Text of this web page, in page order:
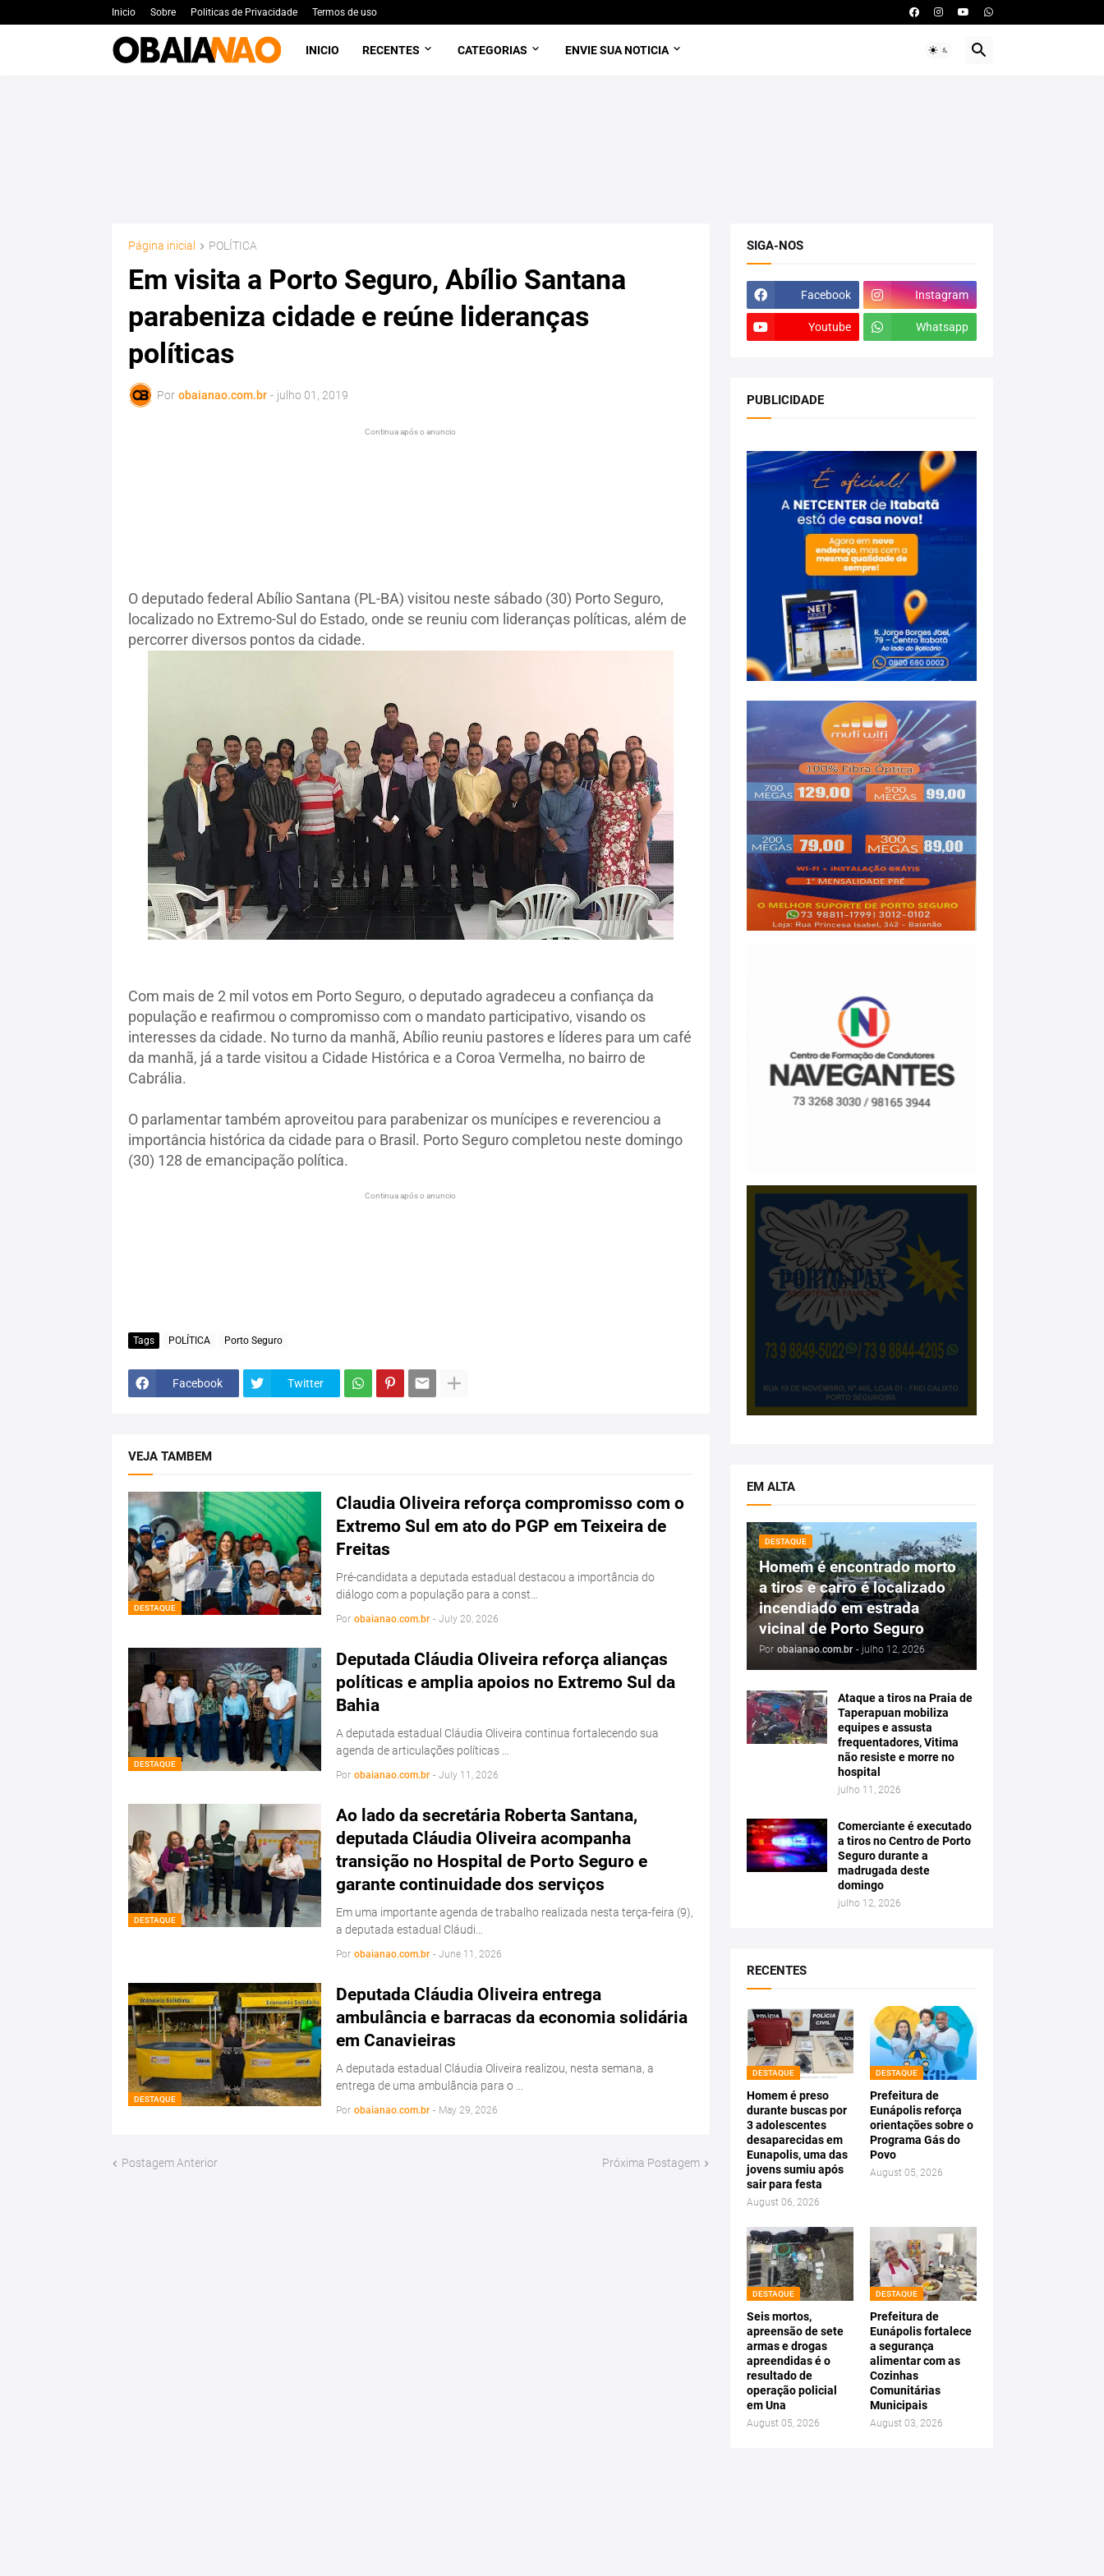
Inicio Sobre Politicas de Privacidade Termos de uso
INICIO RECENTES CATEGORIAS ENVIE SUA NOTICIA
Página inicial POLÍTICA
Em visita a Porto Seguro, Abílio Santana
parabeniza cidade e reúne lideranças
políticas
Por obaianao.com.br - julho 01, 2019
Continua após o anuncio
O deputado federal Abílio Santana (PL-BA) visitou neste sábado (30) Porto Seguro,
localizado no Extremo-Sul do Estado, onde se reuniu com lideranças políticas, além de
percorrer diversos pontos da cidade.
Com mais de 2 mil votos em Porto Seguro, o deputado agradeceu a confiança da
população e reafirmou o compromisso com o mandato participativo, visando os
interesses da cidade. No turno da manhã, Abílio reuniu pastores e líderes para um café
da manhã, já a tarde visitou a Cidade Histórica e a Coroa Vermelha, no bairro de
Cabrália.
O parlamentar também aproveitou para parabenizar os munícipes e reverenciou a
importância histórica da cidade para o Brasil. Porto Seguro completou neste domingo
(30) 128 de emancipação política.
Continua após o anuncio
Tags POLÍTICA Porto Seguro
Facebook Twitter
VEJA TAMBEM
DESTAQUE
Claudia Oliveira reforça compromisso com o
Extremo Sul em ato do PGP em Teixeira de
Freitas
Pré-candidata a deputada estadual destacou a importância do
diálogo com a população para a const…
Por obaianao.com.br - July 20, 2026
DESTAQUE
Deputada Cláudia Oliveira reforça alianças
políticas e amplia apoios no Extremo Sul da
Bahia
A deputada estadual Cláudia Oliveira continua fortalecendo sua
agenda de articulações políticas …
Por obaianao.com.br - July 11, 2026
DESTAQUE
Ao lado da secretária Roberta Santana,
deputada Cláudia Oliveira acompanha
transição no Hospital de Porto Seguro e
garante continuidade dos serviços
Em uma importante agenda de trabalho realizada nesta terça-feira (9),
a deputada estadual Cláudi…
Por obaianao.com.br - June 11, 2026
DESTAQUE
Deputada Cláudia Oliveira entrega
ambulância e barracas da economia solidária
em Canavieiras
A deputada estadual Cláudia Oliveira realizou, nesta semana, a
entrega de uma ambulância para o …
Por obaianao.com.br - May 29, 2026
Postagem Anterior Próxima Postagem
SIGA-NOS
Facebook Instagram
Youtube Whatsapp
PUBLICIDADE
EM ALTA
DESTAQUE
Homem é encontrado morto
a tiros e carro é localizado
incendiado em estrada
vicinal de Porto Seguro
Por obaianao.com.br - julho 12, 2026
Ataque a tiros na Praia de
Taperapuan mobiliza
equipes e assusta
frequentadores, Vitima
não resiste e morre no
hospital
julho 11, 2026
Comerciante é executado
a tiros no Centro de Porto
Seguro durante a
madrugada deste
domingo
julho 12, 2026
RECENTES
DESTAQUE
Homem é preso
durante buscas por
3 adolescentes
desaparecidas em
Eunapolis, uma das
jovens sumiu após
sair para festa
August 06, 2026
DESTAQUE
Prefeitura de
Eunápolis reforça
orientações sobre o
Programa Gás do
Povo
August 05, 2026
DESTAQUE
Seis mortos,
apreensão de sete
armas e drogas
apreendidas é o
resultado de
operação policial
em Una
August 05, 2026
DESTAQUE
Prefeitura de
Eunápolis fortalece
a segurança
alimentar com as
Cozinhas
Comunitárias
Municipais
August 03, 2026